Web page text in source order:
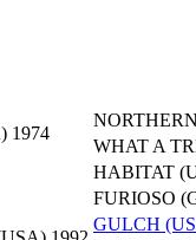
1974
WHAT A
HABITAT
FURIOSO
GULCH